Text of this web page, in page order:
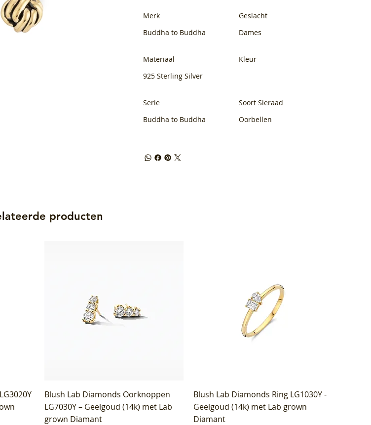
Merk
Buddha to Buddha
Geslacht
Dames
Materiaal
925 Sterling Silver
Kleur
Serie
Buddha to Buddha
Soort Sieraad
Oorbellen
producten
Blush Lab Diamonds Oorknoppen
LG7030Y – Geelgoud (14k) met Lab
grown Diamant
Blush Lab Diamonds Ring LG1030Y -
Geelgoud (14k) met Lab grown
Diamant